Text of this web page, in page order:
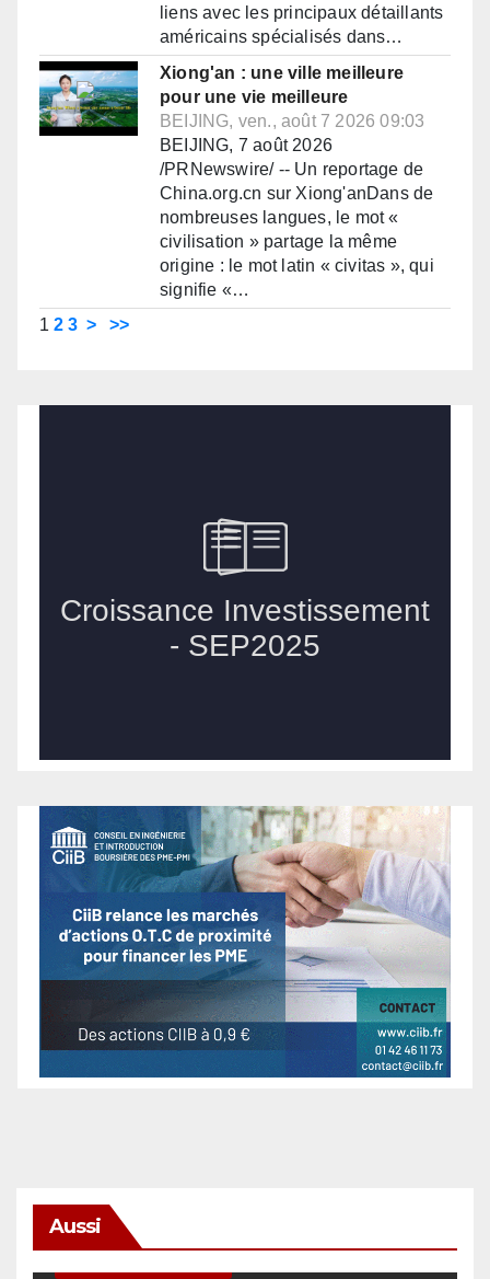
liens avec les principaux détaillants
américains spécialisés dans…
Xiong'an : une ville meilleure
pour une vie meilleure
BEIJING, ven., août 7 2026 09:03
BEIJING, 7 août 2026
/PRNewswire/ -- Un reportage de
China.org.cn sur Xiong'anDans de
nombreuses langues, le mot «
civilisation » partage la même
origine : le mot latin « civitas », qui
signifie «…
1 2 3 > >>
Aussi